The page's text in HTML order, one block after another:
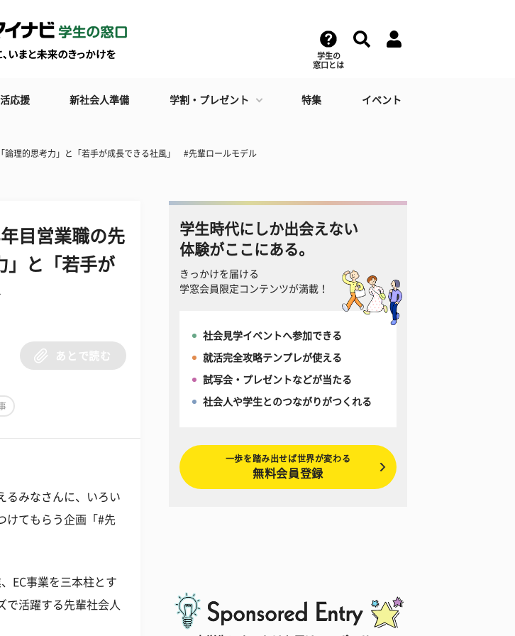
学生の
窓口とは
応援 新社会人準備 学割・プレゼント 特集 イベント
論理的思考力」と「若手が成長できる社風」 #先輩ロールモデル
目営業職の先
」と「若手が
あとで読む
るみなさんに、いろい
けてもらう企画「#先
EC事業を三本柱とす
で活躍する先輩社会人
学生時代にしか出会えない
体験がここにある。
きっかけを届ける
学窓会員限定コンテンツが満載！
社会見学イベントへ参加できる
就活完全攻略テンプレが使える
試写会・プレゼントなどが当たる
社会人や学生とのつながりがつくれる
一歩を踏み出せば世界が変わる
無料会員登録